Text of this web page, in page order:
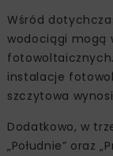
Wśród
wodociągi mogą
instalacje
szczytowa
Dodatkowo, w
„Południe” oraz